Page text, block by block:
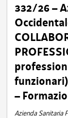
332/26 –
funzionari)
–
Azienda Sanitaria